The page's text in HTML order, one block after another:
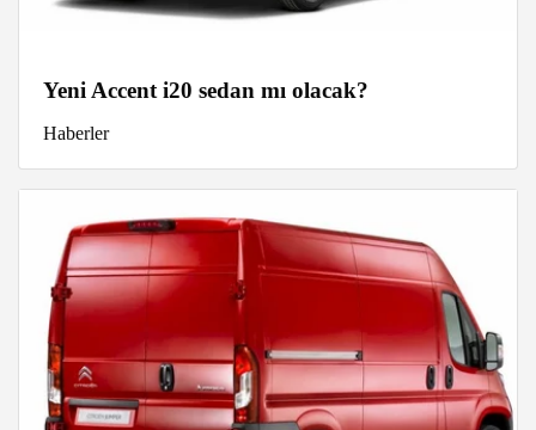
Yeni Accent i20 sedan mı olacak?
Haberler